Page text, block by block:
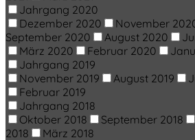
Jahrgang 2020
Dezember 2020
November
September 2020
August 2020
März 2020
Februar 2020
Jahrgang 2019
November 2019
August 2019
Februar 2019
Jahrgang 2018
Oktober 2018
September 2018
2018
März 2018